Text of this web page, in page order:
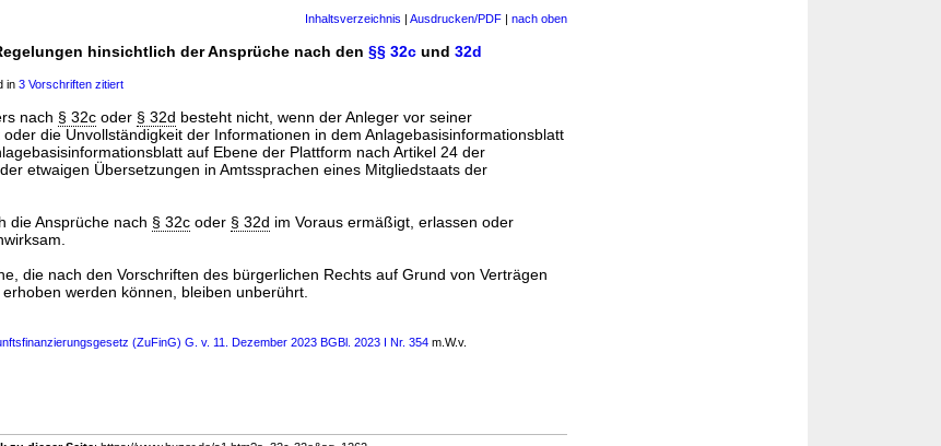
Inhaltsverzeichnis Ausdrucken/PDF nach oben
hinsichtlich der Ansprüche nach den §§ 32cund 32d
in 3 Vorschriften zitiert
nach § 32c oder § 32d besteht nicht, wenn der Anleger vor seiner
die Unvollständigkeit der Informationen in dem Anlagebasisinformationsblatt
auf Ebene der Plattform nach Artikel 24 der
etwaigen Übersetzungen in Amtssprachen eines Mitgliedstaats der
die Ansprüche nach § 32c oder § 32d im Voraus ermäßigt, erlassen oder
die nach den Vorschriften des bürgerlichen Rechts auf Grund von Verträgen
werden können, bleiben unberührt.
(ZuFinG) G. v. 11. Dezember 2023 BGBl. 2023 I Nr. 354 m.W.v.